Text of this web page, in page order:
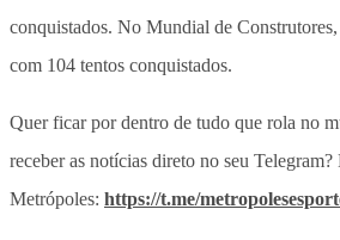
conquistados. No Mundial de
com 104 tentos conquistados.
Quer ficar por dentro de tudo que rola no
receber as notícias direto no seu
Metrópoles: https://t.me/